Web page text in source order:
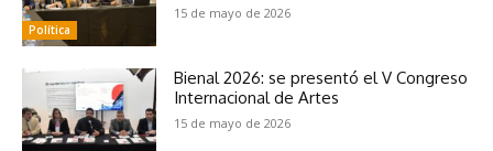
Política
15 de mayo de 2026
Bienal 2026: se presentó el V Congreso
Internacional de Artes
15 de mayo de 2026